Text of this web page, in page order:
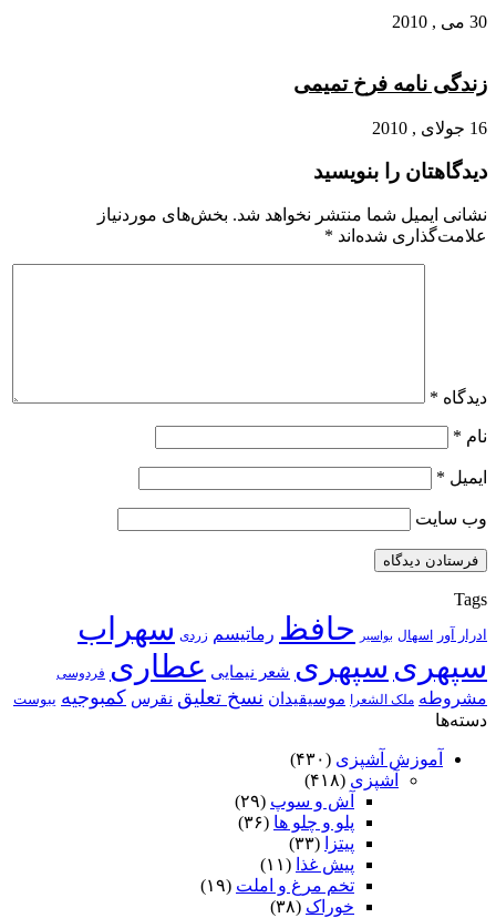
30 می , 2010
زندگی نامه فرخ تمیمی
16 جولای , 2010
دیدگاهتان را بنویسید
نشانی ایمیل شما منتشر نخواهد شد. بخش‌های موردنیاز
علامت‌گذاری شده‌اند *
دیدگاه *
نام *
ایمیل *
وب‌ سایت
Tags
ادرار آور اسهال بواسیر حافظ رماتیسم زردی سهراب
سپهری سپهری شعر نیمایی عطاری فردوسی
مشروطه ملک الشعرا موسیقیدان نسخ تعلیق نقرس کمبوجیه یبوست
دسته‌ها
آموزش آشپزی (۴۳۰)
آشپزی (۴۱۸)
آش و سوپ (۲۹)
پلو و چلو ها (۳۶)
پیتزا
(۳۳)
پیش غذا (۱۱)
تخم مرغ و املت (۱۹)
خوراک (۳۸)